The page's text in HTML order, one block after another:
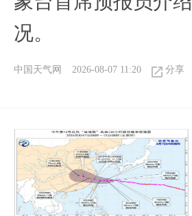
况。
中国天气网 2026-08-07 11:20 分享